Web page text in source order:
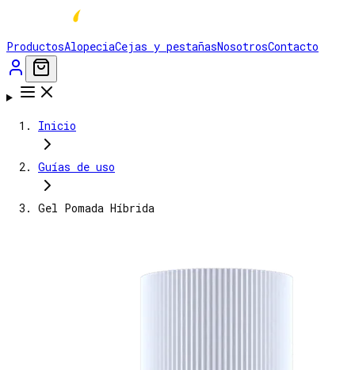
ProductosAlopeciaCejas y pestañasNosotrosContacto
Inicio
Guías de uso
Gel Pomada Híbrida